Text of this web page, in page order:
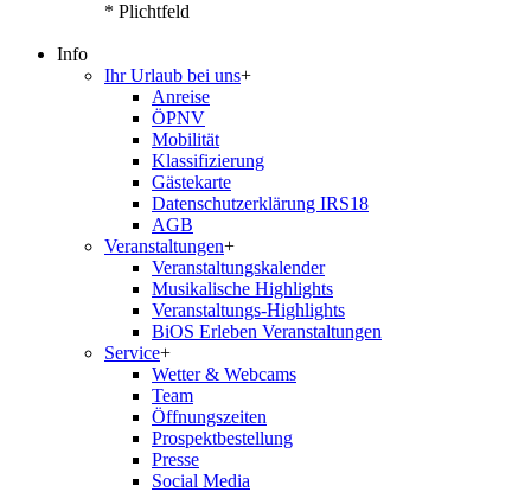
* Plichtfeld
Info
Ihr Urlaub bei uns+
Anreise
ÖPNV
Mobilität
Klassifizierung
Gästekarte
Datenschutzerklärung IRS18
AGB
Veranstaltungen+
Veranstaltungskalender
Musikalische Highlights
Veranstaltungs-Highlights
BiOS Erleben Veranstaltungen
Service+
Wetter & Webcams
Team
Öffnungszeiten
Prospektbestellung
Presse
Social Media